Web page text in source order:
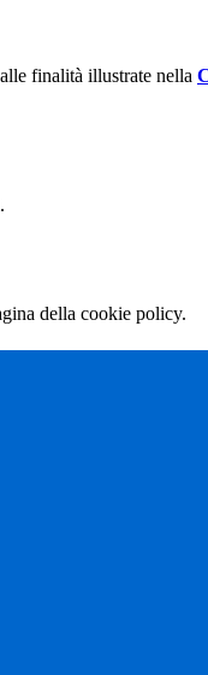
finalità illustrate nella
della cookie policy.